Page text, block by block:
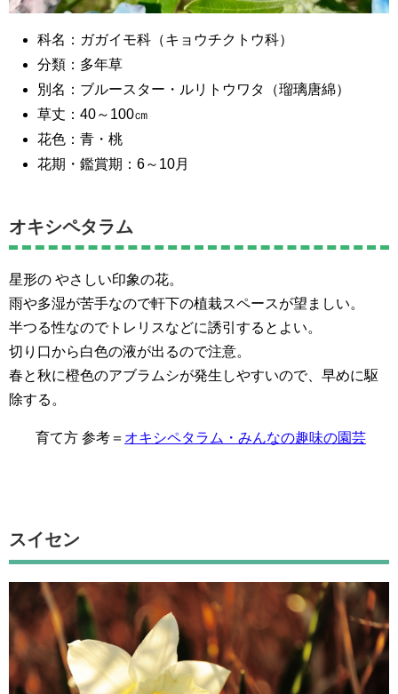
科名：ガガイモ科（キョウチクトウ科）
分類：多年草
別名：ブルースター・ルリトウワタ（瑠璃唐綿）
草丈：40～100㎝
花色：青・桃
花期・鑑賞期：6～10月
オキシペタラム
星形の やさしい印象の花。
雨や多湿が苦手なので軒下の植栽スペースが望ましい。
半つる性なのでトレリスなどに誘引するとよい。
切り口から白色の液が出るので注意。
春と秋に橙色のアブラムシが発生しやすいので、早めに駆
除する。
育て方 参考＝ オキシペタラム・みんなの趣味の園芸
スイセン